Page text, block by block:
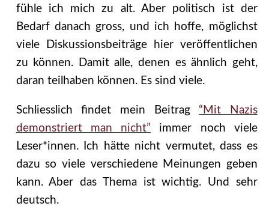
fühle ich mich zu alt. Aber politisch ist der
Bedarf danach gross, und ich hoffe, möglichst
viele Diskussionsbeiträge hier veröffentlichen
zu können. Damit alle, denen es ähnlich geht,
daran teilhaben können. Es sind viele.
Schliesslich findet mein Beitrag “Mit Nazis
demonstriert man nicht” immer noch viele
Leser*innen. Ich hätte nicht vermutet, dass es
dazu so viele verschiedene Meinungen geben
kann. Aber das Thema ist wichtig. Und sehr
deutsch.